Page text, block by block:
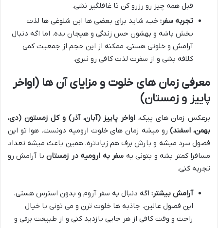
قبل همه چیز رو رزرو کن تا غافلگیر نشی.
تجربه سفر: خب، شاید برای بعضی ها این شلوغی ها لذت
بخش باشه و بهشون حس زندگی و هیجان بده. اما اگه دنبال
آرامش و خلوتی هستی، ممکنه از این حجم از جمعیت کمی
کلافه بشی و از سفرت لذت کافی رو نبری.
معرفی زمان های خلوت و مزایای آن ها (اواخر
پاییز و زمستان)
برعکس زمان های پیک، اواخر پاییز (آبان، آذر) و کل زمستون (دی،
بهمن، اسفند)رو میشه زمان های خلوت ارومیه دونست. هوا تو این
فصول سرد میشه و بارش برف هم زیادتره، همین باعث میشه تعداد
مسافرا کمتر بشه و بتونی یه سفر به ارومیه در زمستانبا آرامش رو
تجربه کنی.
آرامش بیشتر: اگه دنبال یه سفر آروم و بدون استرس هستی،
این فصول عالین. جاذبه ها خلوت ترن و می تونی با خیال
راحت و وقت کافی از هر جایی بازدید کنی و از طبیعت برفی و